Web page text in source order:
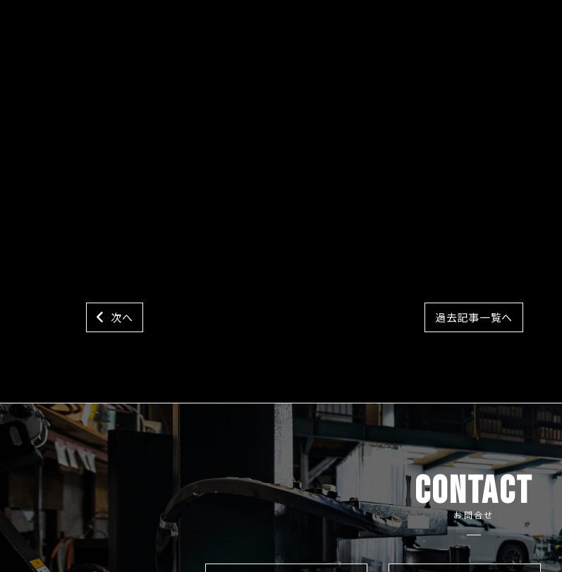
次へ 過去記事一覧へ
CONTACT
お問合せ